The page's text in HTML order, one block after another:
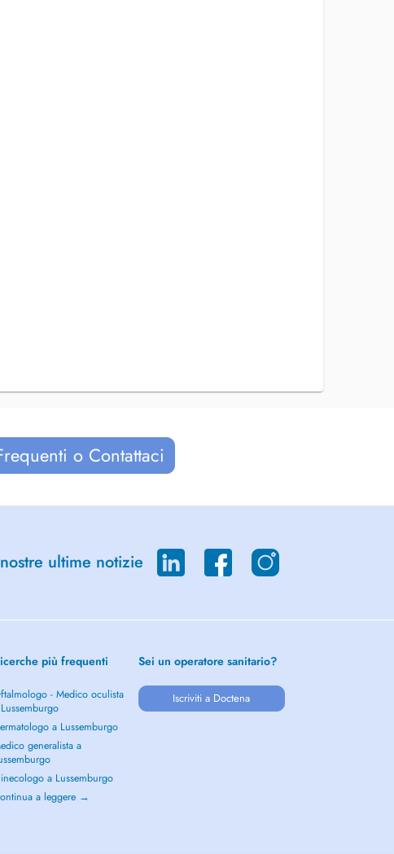
o Contattaci
ultime notizie
più frequenti
- Medico oculista
a Lussemburgo
generalista a
a Lussemburgo
a leggere →
Sei un operatore sanitario?
Iscriviti a Doctena